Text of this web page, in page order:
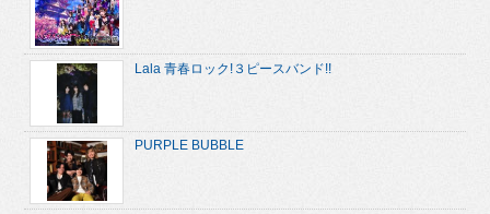
Lala 青春ロック!３ピースバンド!!
PURPLE BUBBLE